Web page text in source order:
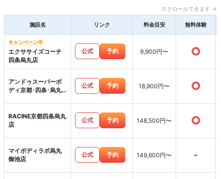
スクロールできます →
施設名 リンク 料金目安 無料体験
キャンペーン中
エクササイズコーチ
四条烏丸店
公式 予約 9,900円〜 ○
アンドゥスーパーボ
ディ京都･四条･烏丸
公式 予約 18,900円〜 ○
RACINE京都四条烏丸
店
公式 予約 148,500円〜 ○
マイボディラボ烏丸
御池店
公式 予約 149,600円〜 -